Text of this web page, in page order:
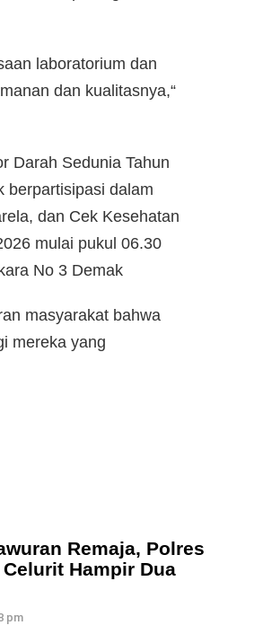
laboratorium dan
dan kualitasnya,“
Darah Sedunia Tahun
berpartisipasi dalam
dan Cek Kesehatan
mulai pukul 06.30
No 3 Demak
masyarakat bahwa
mereka yang
Remaja, Polres
Hampir Dua
pm